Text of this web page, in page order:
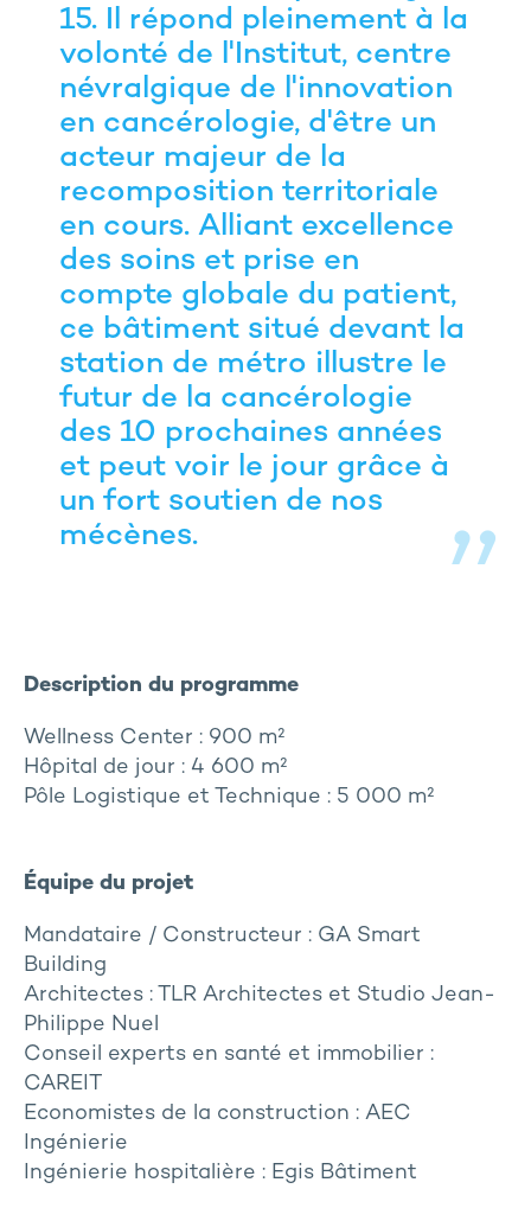
15. Il répond pleinement à la
volonté de l'Institut, centre
névralgique de l'innovation
en cancérologie, d'être un
acteur majeur de la
recomposition territoriale
en cours. Alliant excellence
des soins et prise en
compte globale du patient,
ce bâtiment situé devant la
station de métro illustre le
futur de la cancérologie
des 10 prochaines années
et peut voir le jour grâce à
un fort soutien de nos
mécènes.
Description du programme
Wellness Center : 900 m²
Hôpital de jour : 4 600 m²
Pôle Logistique et Technique : 5 000 m²
Équipe du projet
Mandataire / Constructeur : GA Smart
Building
Architectes : TLR Architectes et Studio Jean-
Philippe Nuel
Conseil experts en santé et immobilier :
CAREIT
Economistes de la construction : AEC
Ingénierie
Ingénierie hospitalière : Egis Bâtiment